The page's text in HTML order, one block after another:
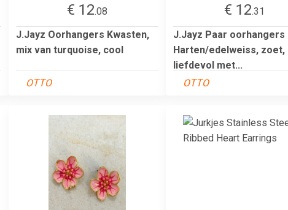
€ 12.08
J.Jayz Oorhangers Kwasten,
mix van turquoise, cool
OTTO
€ 12.31
J.Jayz Paar oorhangers
Harten/edelweiss, zoet,
liefdevol met...
OTTO